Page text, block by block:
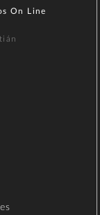
On Line